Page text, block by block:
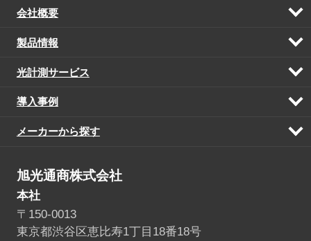
会社概要
開
製品情報
開
光計測サービス
開
導入事例
開
メーカーから探す
開
旭光通商株式会社
本社
〒150-0013
東京都渋谷区恵比寿1丁目18番18号